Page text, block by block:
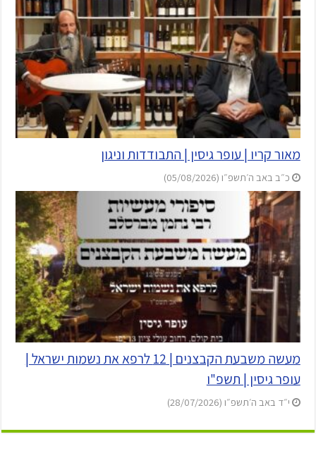
מאור קריו | עופר גיסין | התבודדות וניגון
כ״ב באב ה׳תשפ״ו (05/08/2026)
מעשה משבעת הקבצנים | 12 לרפא את נשמות ישראל |
עופר גיסין | תשפ"ו
י״ד באב ה׳תשפ״ו (28/07/2026)